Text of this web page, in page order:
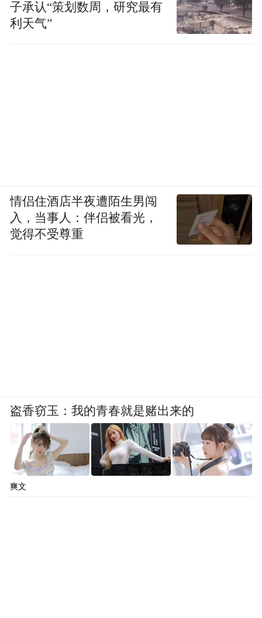
子承认“策划数周，研究最有
利天气”
情侣住酒店半夜遭陌生男闯
入，当事人：伴侣被看光，
觉得不受尊重
盗香窃玉：我的青春就是赌出来的
爽文